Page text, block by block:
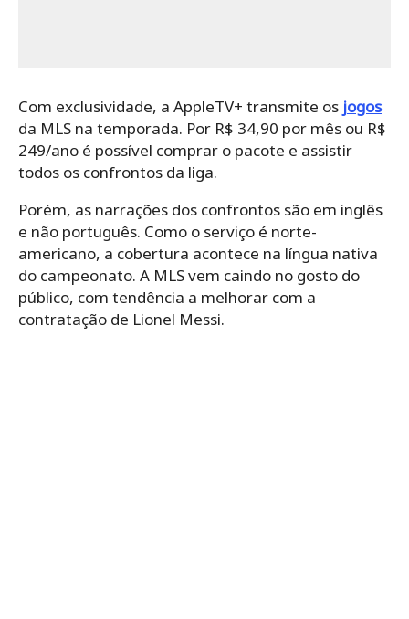
Com exclusividade, a AppleTV+ transmite os jogos
da MLS na temporada. Por R$ 34,90 por mês ou R$
249/ano é possível comprar o pacote e assistir
todos os confrontos da liga.
Porém, as narrações dos confrontos são em inglês
e não português. Como o serviço é norte-
americano, a cobertura acontece na língua nativa
do campeonato. A MLS vem caindo no gosto do
público, com tendência a melhorar com a
contratação de Lionel Messi.